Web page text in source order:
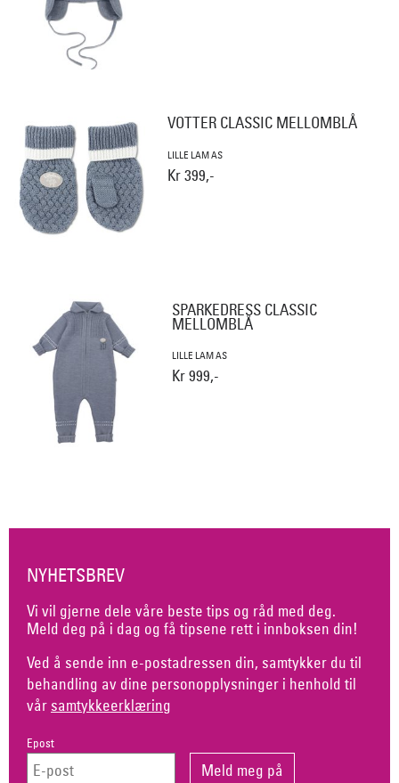
VOTTER CLASSIC MELLOMBLÅ
LILLE LAM AS
Kr 399,-
SPARKEDRESS CLASSIC
MELLOMBLÅ
LILLE LAM AS
Kr 999,-
NYHETSBREV
Vi vil gjerne dele våre beste tips og råd med deg.
Meld deg på i dag og få tipsene rett i innboksen din!
Ved å sende inn e-postadressen din, samtykker du til
behandling av dine personopplysninger i henhold til
vår samtykkeerklæring
Epost